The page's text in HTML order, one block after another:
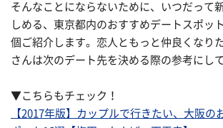
そんなことにならないために、いつだって
しめる、東京都内のおすすめデートスポッ
個ご紹介します。恋人ともっと仲良くなり
さんは次のデート先を決める際の参考にし
▼こちらもチェック！
【2017年版】カップルで行きたい、大阪の